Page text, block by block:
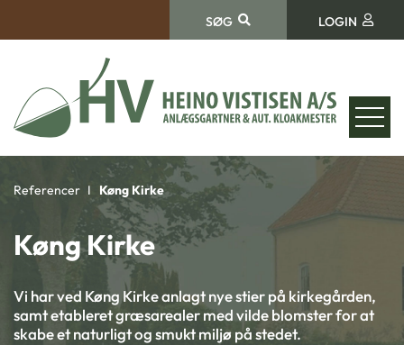
SØG LOGIN
Referencer Køng Kirke
Køng Kirke
Vi har ved Køng Kirke anlagt nye stier på kirkegården,
samt etableret græsarealer med vilde blomster for at
skabe et naturligt og smukt miljø på stedet.